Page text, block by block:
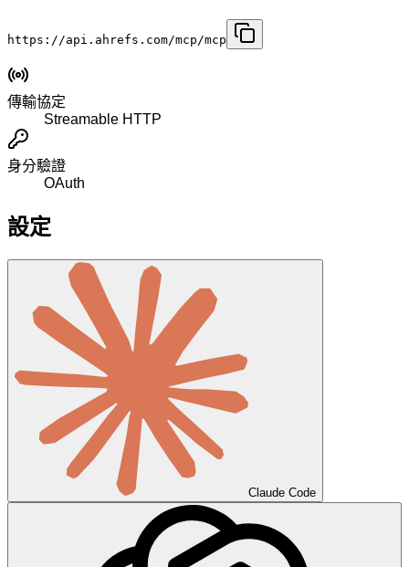
https://api.ahrefs.com/mcp/mcp
傳輸協定
Streamable HTTP
身分驗證
OAuth
設定
Claude Code